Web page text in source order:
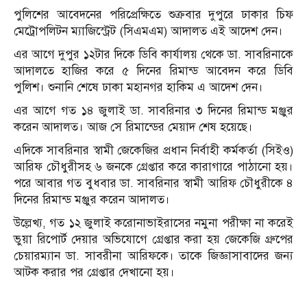
পুলিশের আবেদনের পরিপ্রেক্ষিতে শুক্রবার দুপুরে ঢাকার চিফ
মেট্রোপলিটন ম্যাজিস্ট্রেট (সিএমএম) আদালত এই আদেশ দেন।
এর আগে দুপুর ১২টার দিকে ডিবি কার্যালয় থেকে ডা. সাবরিনাকে
আদালতে হাজির করে ৫ দিনের রিমান্ড আবেদন করে ডিবি
পুলিশ। শুনানি শেষে ঢাকা মহানগর হাকিম এ আদেশ দেন।
এর আগে গত ১৪ জুলাই ডা. সাবরিনার ৩ দিনের রিমান্ড মঞ্জুর
করেন আদালত। আজ সে রিমান্ডের মেয়াদ শেষ হয়েছে।
এদিকে সাবরিনার স্বামী জেকেজির প্রধান নির্বাহী কর্মকর্তা (সিইও)
আরিফ চৌধুরীসহ ৬ জনকে গ্রেপ্তার করে কারাগারে পাঠানো হয়।
পরে আবার গত বুধবার ডা. সাবরিনার স্বামী আরিফ চৌধুরীকে ৪
দিনের রিমান্ড মঞ্জুর করেন আদালত।
উল্লেখ্য, গত ১২ জুলাই করোনাভাইরাসের নমুনা পরীক্ষা না করেই
ভুয়া রিপোর্ট দেয়ার অভিযোগে গ্রেপ্তার করা হয় জেকেজি গ্রুপের
চেয়ারম্যান ডা. সাবরীনা আরিফকে। তাকে জিজ্ঞাসাবাদের জন্য
আটক করার পর গ্রেপ্তার দেখানো হয়।